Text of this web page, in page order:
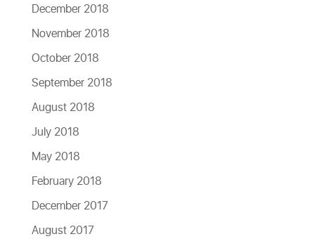
December 2018
November 2018
October 2018
September 2018
August 2018
July 2018
May 2018
February 2018
December 2017
August 2017